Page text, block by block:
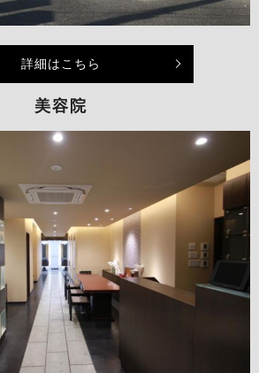
詳細はこちら
美容院